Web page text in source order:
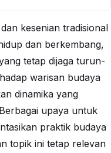
kesenian tradisional
dan berkembang,
tetap dijaga turun-
warisan budaya
dinamika yang
upaya untuk
praktik budaya
topik ini tetap relevan